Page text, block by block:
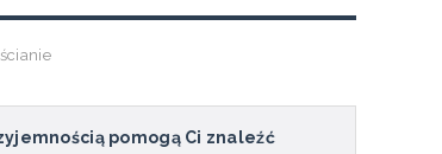
pomogą Ci znaleźć